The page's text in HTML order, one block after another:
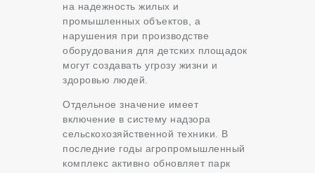
на надежность жилых и
промышленных объектов, а
нарушения при производстве
оборудования для детских площадок
могут создавать угрозу жизни и
здоровью людей.
Отдельное значение имеет
включение в систему надзора
сельскохозяйственной техники. В
последние годы агропромышленный
комплекс активно обновляет парк